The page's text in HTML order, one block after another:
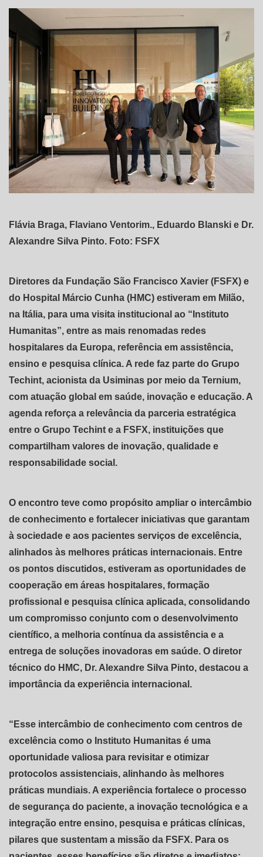
Flávia Braga, Flaviano Ventorim., Eduardo Blanski e Dr.
Alexandre Silva Pinto. Foto: FSFX
Diretores da Fundação São Francisco Xavier (FSFX) e
do Hospital Márcio Cunha (HMC) estiveram em Milão,
na Itália, para uma visita institucional ao “Instituto
Humanitas”, entre as mais renomadas redes
hospitalares da Europa, referência em assistência,
ensino e pesquisa clínica. A rede faz parte do Grupo
Techint, acionista da Usiminas por meio da Ternium,
com atuação global em saúde, inovação e educação. A
agenda reforça a relevância da parceria estratégica
entre o Grupo Techint e a FSFX, instituições que
compartilham valores de inovação, qualidade e
responsabilidade social.
O encontro teve como propósito ampliar o intercâmbio
de conhecimento e fortalecer iniciativas que garantam
à sociedade e aos pacientes serviços de excelência,
alinhados às melhores práticas internacionais. Entre
os pontos discutidos, estiveram as oportunidades de
cooperação em áreas hospitalares, formação
profissional e pesquisa clínica aplicada, consolidando
um compromisso conjunto com o desenvolvimento
científico, a melhoria contínua da assistência e a
entrega de soluções inovadoras em saúde. O diretor
técnico do HMC, Dr. Alexandre Silva Pinto, destacou a
importância da experiência internacional.
“Esse intercâmbio de conhecimento com centros de
excelência como o Instituto Humanitas é uma
oportunidade valiosa para revisitar e otimizar
protocolos assistenciais, alinhando às melhores
práticas mundiais. A experiência fortalece o processo
de segurança do paciente, a inovação tecnológica e a
integração entre ensino, pesquisa e práticas clínicas,
pilares que sustentam a missão da FSFX. Para os